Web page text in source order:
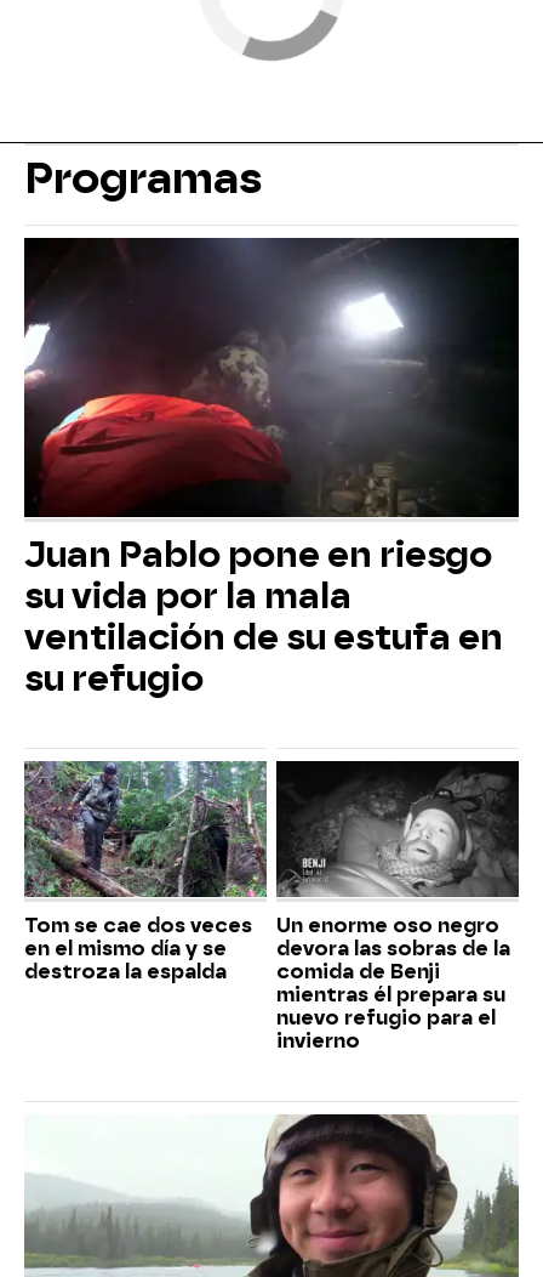
Programas
Juan Pablo pone en riesgo
su vida por la mala
ventilación de su estufa en
su refugio
Tom se cae dos veces
en el mismo día y se
destroza la espalda
Un enorme oso negro
devora las sobras de la
comida de Benji
mientras él prepara su
nuevo refugio para el
invierno